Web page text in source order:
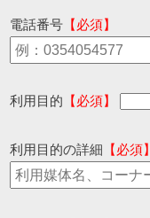
電話番号 【必須】
利用目的 【必須】
利用目的の詳細 【必須】